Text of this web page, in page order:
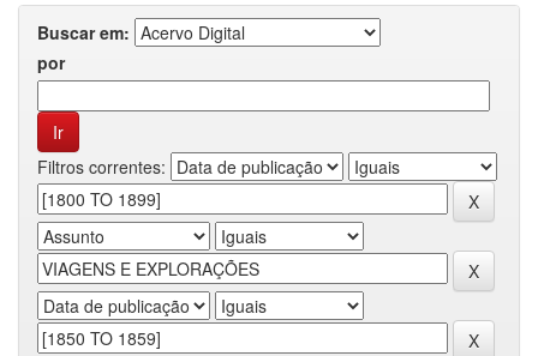
Buscar em:
por
Filtros correntes: